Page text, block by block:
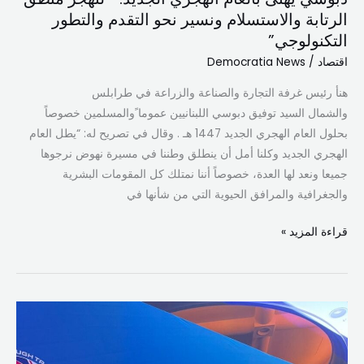
الرتابة والاستسلام ونسير نحو التقدم والتطور
التكنولوجي”
اقتصاد /
Democratia News
هنأ رئيس غرفة التجارة والصناعة والزراعة في طرابلس
والشمال السيد توفيق دبوسي اللبنانيين عموما ًوالمسلمين خصوصاً
بحلول العام الهجري الجديد 1447 هـ . وقال في تصريح له: “يطل العام
الهجري الجديد وكلنا أمل أن ينطلق وطننا في مسيرة نهوض نرجوها
جميعا ونعد لها العدة، خصوصاً أننا نمتلك كل المقومات البشرية
والجغرافية والمرافق الحيوية التي من شأنها في
التكنولوجي”
قراءة المزيد »
دبوسي
يبحث
فرص